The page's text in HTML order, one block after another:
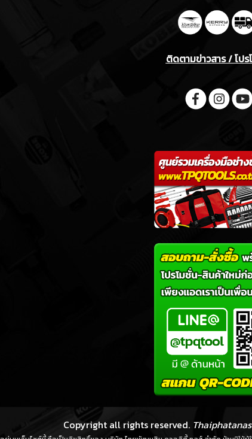
ติดตามข่าวสาร / โปร
Copyright all rights reserved.